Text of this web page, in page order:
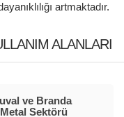
artmaktadır.
ALANLARI
ve Branda
Sektörü